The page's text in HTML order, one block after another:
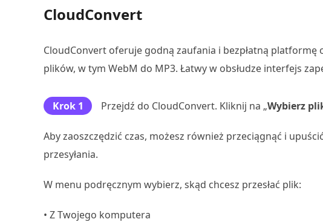
CloudConvert
CloudConvert oferuje godną zaufania i bezpłatną
plików, w tym WebM do MP3. Łatwy w obsłudze interfejs
Krok 1 Przejdź do CloudConvert. Kliknij na „Wybierz
Aby zaoszczędzić czas, możesz również przeciągnąć i
przesyłania.
W menu podręcznym wybierz, skąd chcesz przesłać plik:
• Z Twojego komputera